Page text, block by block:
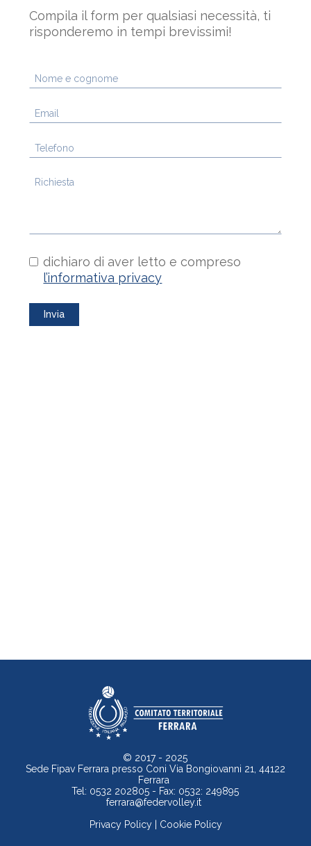
Compila il form per qualsiasi necessità, ti
risponderemo in tempi brevissimi!
dichiaro di aver letto e compreso
l’informativa privacy
Invia
© 2017 - 2025
Sede Fipav Ferrara presso Coni Via Bongiovanni 21, 44122
Ferrara
Tel: 0532 202805 - Fax: 0532: 249895
ferrara@federvolley.it
Privacy Policy| Cookie Policy